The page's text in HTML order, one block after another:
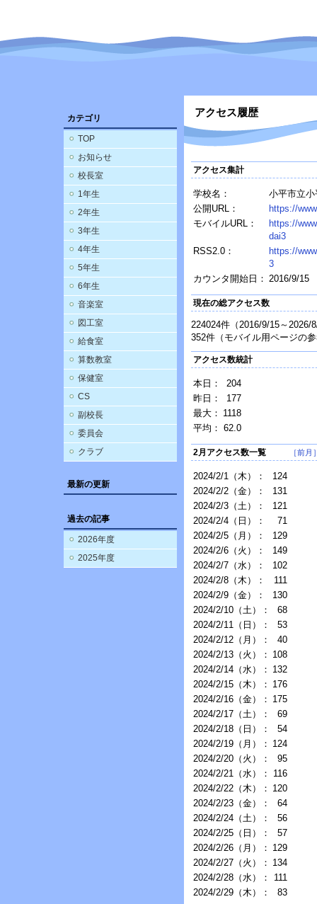
カテゴリ
TOP
お知らせ
校長室
1年生
2年生
3年生
4年生
5年生
6年生
音楽室
図工室
給食室
算数教室
保健室
CS
副校長
委員会
クラブ
最新の更新
過去の記事
2026年度
2025年度
アクセス履歴
アクセス集計
学校名：
小平市立
公開URL：
https://
モバイルURL：
https://
dai3
RSS2.0：
https://
3
カウンタ開始日： 2016/9/15
現在の総アクセス数
224024件（2016/9/15～2026/
352件（モバイル用ページの
アクセス数統計
本日：
204
昨日：
177
最大： 1118
平均： 62.0
2月アクセス数一覧 ［前月
2024/2/1（木）：
124
2024/2/2（金）：
131
2024/2/3（土）：
121
2024/2/4（日）：
71
2024/2/5（月）：
129
2024/2/6（火）：
149
2024/2/7（水）：
102
2024/2/8（木）：
111
2024/2/9（金）：
130
2024/2/10（土）：
68
2024/2/11（日）：
53
2024/2/12（月）：
40
2024/2/13（火）： 108
2024/2/14（水）： 132
2024/2/15（木）： 176
2024/2/16（金）： 175
2024/2/17（土）：
69
2024/2/18（日）：
54
2024/2/19（月）： 124
2024/2/20（火）：
95
2024/2/21（水）：
116
2024/2/22（木）： 120
2024/2/23（金）：
64
2024/2/24（土）：
56
2024/2/25（日）：
57
2024/2/26（月）： 129
2024/2/27（火）： 134
2024/2/28（水）：
111
2024/2/29（木）：
83